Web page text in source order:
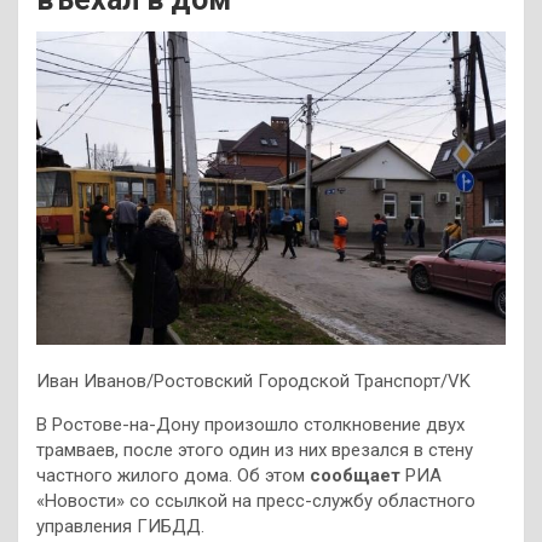
Иван Иванов/Ростовский Городской Транспорт/VK
В Ростове-на-Дону произошло столкновение двух
трамваев, после этого один из них врезался в стену
частного жилого дома. Об этом сообщает РИА
«Новости» со ссылкой на пресс-службу областного
управления ГИБДД.